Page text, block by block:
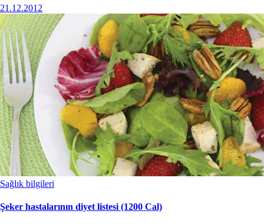
21.12.2012
Sağlık bilgileri
Şeker hastalarının diyet listesi (1200 Cal)